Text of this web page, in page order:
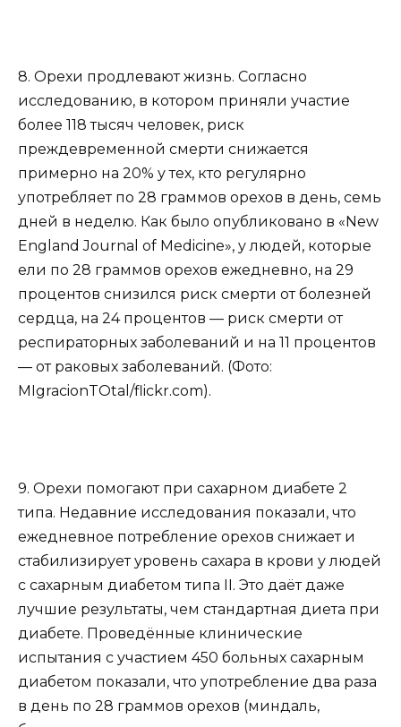
8. Орехи продлевают жизнь. Согласно
исследованию, в котором приняли участие
более 118 тысяч человек, риск
преждевременной смерти снижается
примерно на 20% у тех, кто регулярно
употребляет по 28 граммов орехов в день, семь
дней в неделю. Как было опубликовано в «New
England Journal of Medicine», у людей, которые
ели по 28 граммов орехов ежедневно, на 29
процентов снизился риск смерти от болезней
сердца, на 24 процентов — риск смерти от
респираторных заболеваний и на 11 процентов
— от раковых заболеваний. (Фото:
MIgracionTOtal/flickr.com).
9. Орехи помогают при сахарном диабете 2
типа. Недавние исследования показали, что
ежедневное потребление орехов снижает и
стабилизирует уровень сахара в крови у людей
с сахарным диабетом типа II. Это даёт даже
лучшие результаты, чем стандартная диета при
диабете. Проведённые клинические
испытания с участием 450 больных сахарным
диабетом показали, что употребление два раза
в день по 28 граммов орехов (миндаль,